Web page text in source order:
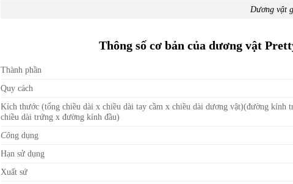
Dương vật
Thông số cơ bản của dương vật
Thành phần
Quy cách
Kích thước (tổng chiều dài x chiều dài tay cầm x chiều dài dương vật)(đường kính
chiều dài trứng x đường kính đầu)
Công dụng
Hạn sử dụng
Xuất sứ